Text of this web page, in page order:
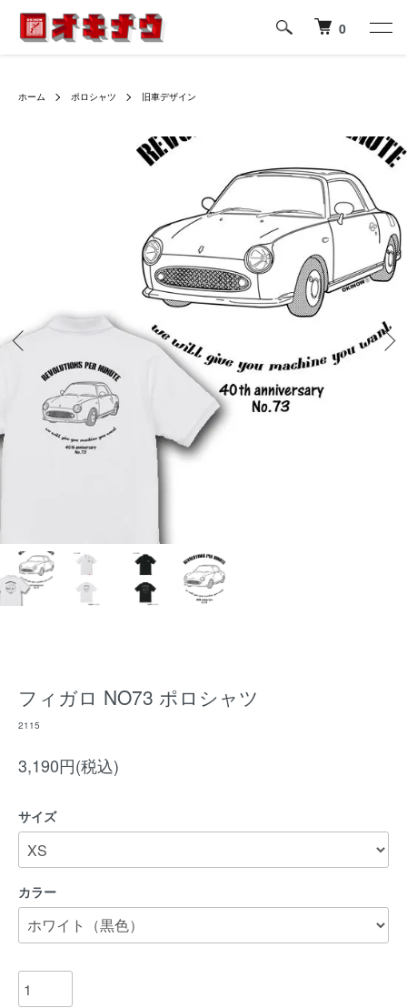
0
ホーム ポロシャツ 旧車デザイン
フィガロ NO73 ポロシャツ
2115
3,190円(税込)
サイズ
カラー